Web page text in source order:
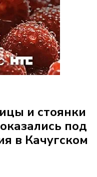
и стоянки
под
в Качугском